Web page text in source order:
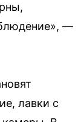
—
лавки с